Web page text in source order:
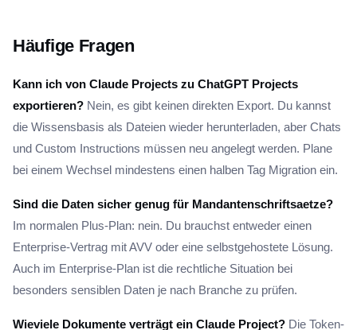
Häufige Fragen
Kann ich von Claude Projects zu ChatGPT Projects
exportieren? Nein, es gibt keinen direkten Export. Du kannst
die Wissensbasis als Dateien wieder herunterladen, aber Chats
und Custom Instructions müssen neu angelegt werden. Plane
bei einem Wechsel mindestens einen halben Tag Migration ein.
Sind die Daten sicher genug für Mandantenschriftsaetze?
Im normalen Plus-Plan: nein. Du brauchst entweder einen
Enterprise-Vertrag mit AVV oder eine selbstgehostete Lösung.
Auch im Enterprise-Plan ist die rechtliche Situation bei
besonders sensiblen Daten je nach Branche zu prüfen.
Wieviele Dokumente verträgt ein Claude Project? Die Token-